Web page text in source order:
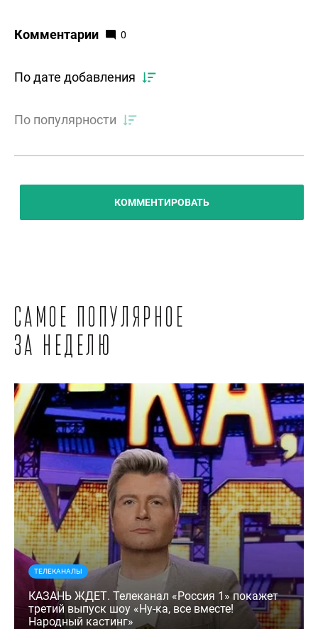
Комментарии 0
По дате добавления
По популярности
КОММЕНТИРОВАТЬ
Самое популярное
за неделю
ТЕЛЕКАНАЛЫ
КАЗАНЬ ЖДЕТ. Телеканал «Россия 1» покажет
третий выпуск шоу «Ну-ка, все вместе!
Народный кастинг»